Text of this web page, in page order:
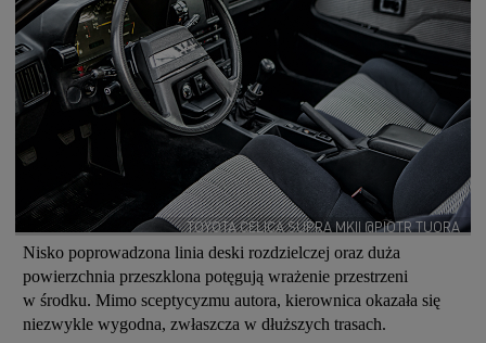
TOYOTA CELICA SUPRA MKII @PIOTR TUORA
Nisko poprowadzona linia deski rozdzielczej oraz duża
powierzchnia przeszklona potęgują wrażenie przestrzeni
w środku. Mimo sceptycyzmu autora, kierownica okazała się
niezwykle wygodna, zwłaszcza w dłuższych trasach.